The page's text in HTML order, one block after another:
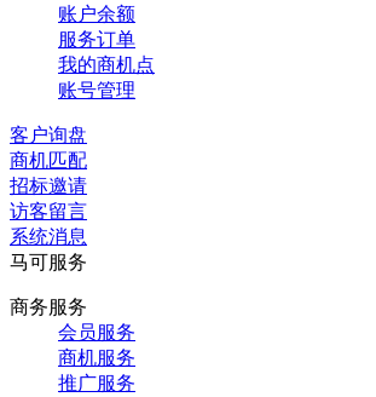
账户余额
服务订单
我的商机点
账号管理
客户询盘
商机匹配
招标邀请
访客留言
系统消息
马可服务
商务服务
会员服务
商机服务
推广服务